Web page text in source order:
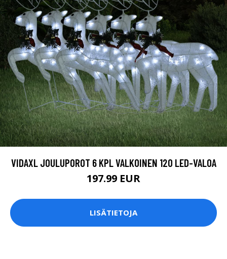
VIDAXL JOULUPOROT 6 KPL VALKOINEN 120 LED-VALOA
197.99 EUR
LISÄTIETOJA